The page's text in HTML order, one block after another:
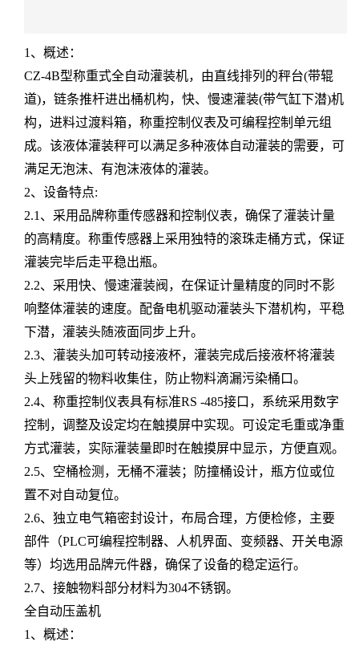
1、概述：
CZ-4B型称重式全自动灌装机，由直线排列的秤台(带辊
道)，链条推杆进出桶机构，快、慢速灌装(带气缸下潜)机
构，进料过渡料箱，称重控制仪表及可编程控制单元组
成。该液体灌装秤可以满足多种液体自动灌装的需要，可
满足无泡沫、有泡沫液体的灌装。
2、设备特点:
2.1、采用品牌称重传感器和控制仪表，确保了灌装计量
的高精度。称重传感器上采用独特的滚珠走桶方式，保证
灌装完毕后走平稳出瓶。
2.2、采用快、慢速灌装阀，在保证计量精度的同时不影
响整体灌装的速度。配备电机驱动灌装头下潜机构，平稳
下潜，灌装头随液面同步上升。
2.3、灌装头加可转动接液杯，灌装完成后接液杯将灌装
头上残留的物料收集住，防止物料滴漏污染桶口。
2.4、称重控制仪表具有标准RS -485接口，系统采用数字
控制，调整及设定均在触摸屏中实现。可设定毛重或净重
方式灌装，实际灌装量即时在触摸屏中显示，方便直观。
2.5、空桶检测，无桶不灌装；防撞桶设计，瓶方位或位
置不对自动复位。
2.6、独立电气箱密封设计，布局合理，方便检修，主要
部件（PLC可编程控制器、人机界面、变频器、开关电源
等）均选用品牌元件器，确保了设备的稳定运行。
2.7、接触物料部分材料为304不锈钢。
全自动压盖机
1、概述：